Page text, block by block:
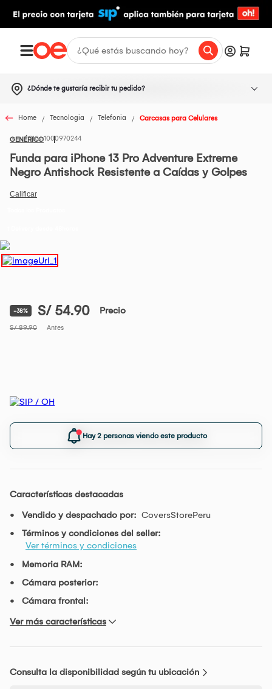
¿Dónde te gustaría recibir tu pedido?
Home Tecnologia Telefonia Carcasas para Celulares
GENÉRICO1000970244
Funda para iPhone 13 Pro Adventure Extreme
Negro Antishock Resistente a Caídas y Golpes
-38% S/ 54.90 Precio
S/ 89.90 Antes
Hay 2 personas viendo este producto
Características destacadas
Vendido y despachado por: CoversStorePeru
Términos y condiciones del seller:
Ver términos y condiciones
Memoria RAM:
Cámara posterior:
Cámara frontal:
Ver más características
Consulta la disponibilidad según tu ubicación